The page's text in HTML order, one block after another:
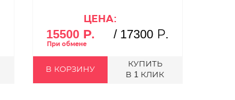
ЦЕНА:
15500 Р. / 17300 Р.
В КОРЗИНУ
КУПИТЬ
В 1 КЛИК